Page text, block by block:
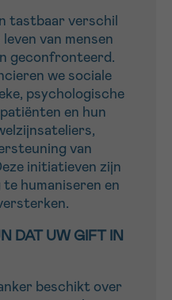
tastbaar verschil
van mensen
geconfronteerd.
we sociale
psychologische
en hun
van
initiatieven zijn
humaniseren en
DAT UW GIFT IN
beschikt over